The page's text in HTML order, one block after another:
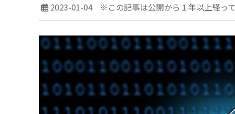
2023-01-04 ※この記事は公開から１年以上経って